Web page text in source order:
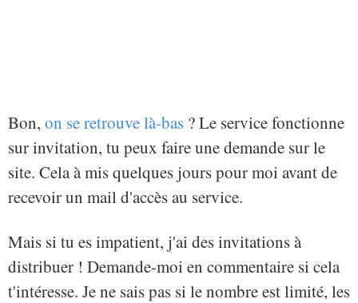
Bon, on se retrouve là-bas ? Le service fonctionne
sur invitation, tu peux faire une demande sur le
site. Cela à mis quelques jours pour moi avant de
recevoir un mail d'accès au service.
Mais si tu es impatient, j'ai des invitations à
distribuer ! Demande-moi en commentaire si cela
t'intéresse. Je ne sais pas si le nombre est limité, les